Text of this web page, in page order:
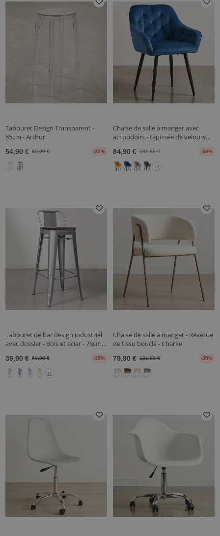
Tabouret Design Transparent -
65cm - Arthur
54,90 € 80,90 € -33%
Chaise de salle à manger avec
accoudoirs - tapissée de velours...
84,90 € 131,90 € -36%
+2
Tabouret de bar design industriel
avec dossier - Bois et acier - 76cm...
39,90 € 60,90 € -35%
+1
Chaise de salle à manger - Revêtue
de tissu bouclé - Charke
79,90 € 121,90 € -35%